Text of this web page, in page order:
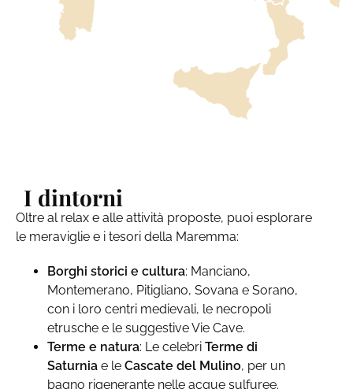
I dintorni
Oltre al relax e alle attività proposte, puoi esplorare
le meraviglie e i tesori della Maremma:
Borghi storici e cultura: Manciano,
Montemerano, Pitigliano, Sovana e Sorano,
con i loro centri medievali, le necropoli
etrusche e le suggestive Vie Cave.
Terme e natura: Le celebri Terme di
Saturnia e le Cascate del Mulino, per un
bagno rigenerante nelle acque sulfuree.